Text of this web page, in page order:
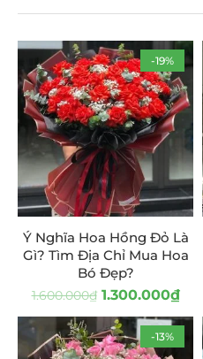
-19%
Ý Nghĩa Hoa Hồng Đỏ Là
Gì? Tìm Địa Chỉ Mua Hoa
Bó Đẹp?
1.600.000₫ 1.300.000₫
-13%